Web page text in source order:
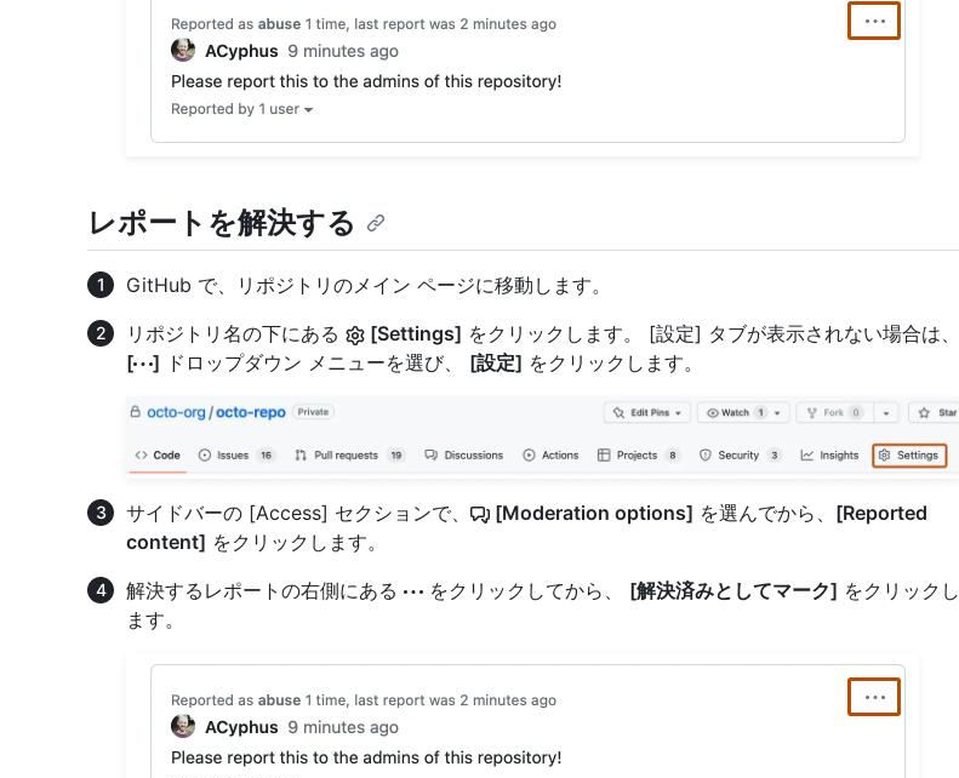
レポートを解決する
GitHub で、リポジトリのメイン ページに移動します。
リポジトリ名の下にある
[Settings] をクリックします。 [設定] タブが表示されない場合は、
[
] ドロップダウン メニューを選び、 [設定] をクリックします。
サイドバーの [Access] セクションで、 [Moderation options] を選んでから、 [Reported
content] をクリックします。
解決するレポートの右側にある
をクリックしてから、 [解決済みとしてマーク] をクリックし
ます。